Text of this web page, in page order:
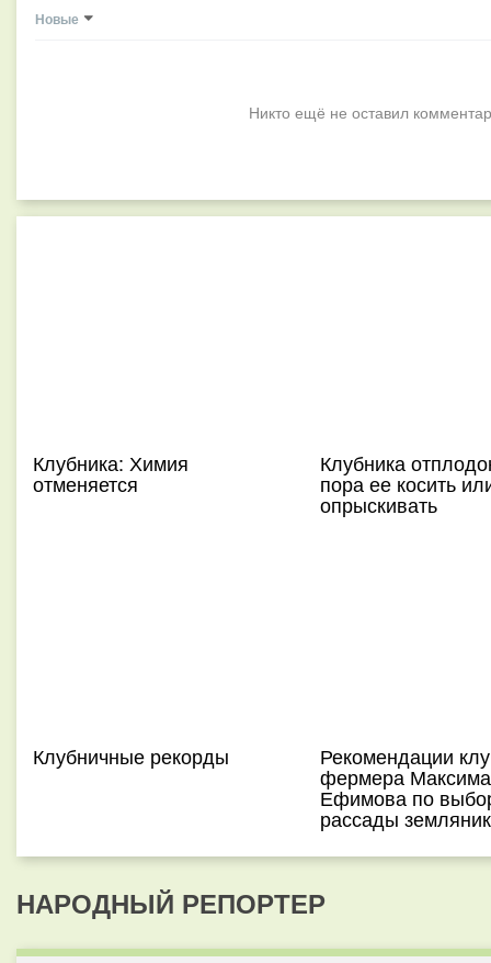
Новые
Никто ещё не оставил
Клубника: Химия
отменяется
Клубника
пора ее косить
опрыскивать
Клубничные рекорды Рекомендации
фермера Максима
Ефимова по
рассады
НАРОДНЫЙ РЕПОРТЕР